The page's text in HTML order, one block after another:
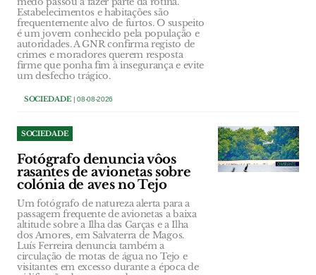
Estabelecimentos e habitações são
frequentemente alvo de furtos. O suspeito
é um jovem conhecido pela população e
autoridades. A GNR confirma registo de
crimes e moradores querem resposta
firme que ponha fim à insegurança e evite
um desfecho trágico.
SOCIEDADE| 08-08-2026
SOCIEDADE
Fotógrafo denuncia vôos
rasantes de avionetas sobre
colónia de aves no Tejo
Um fotógrafo de natureza alerta para a
passagem frequente de avionetas a baixa
altitude sobre a Ilha das Garças e a Ilha
dos Amores, em Salvaterra de Magos.
Luís Ferreira denuncia também a
circulação de motas de água no Tejo e
visitantes em excesso durante a época de